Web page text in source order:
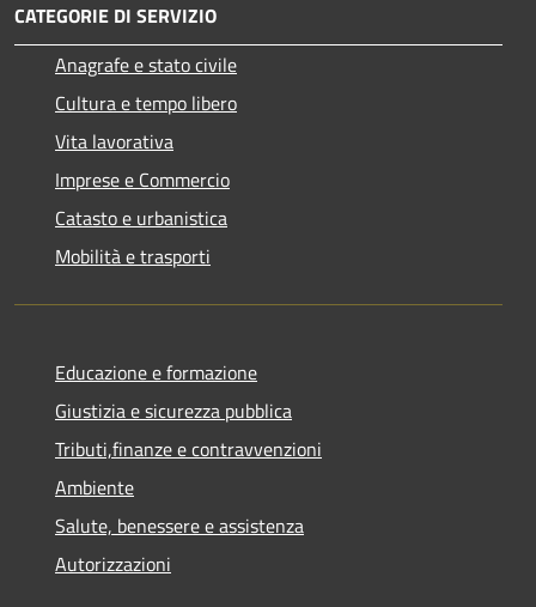
CATEGORIE DI SERVIZIO
Anagrafe e stato civile
Cultura e tempo libero
Vita lavorativa
Imprese e Commercio
Catasto e urbanistica
Mobilità e trasporti
Educazione e formazione
Giustizia e sicurezza pubblica
Tributi,finanze e contravvenzioni
Ambiente
Salute, benessere e assistenza
Autorizzazioni